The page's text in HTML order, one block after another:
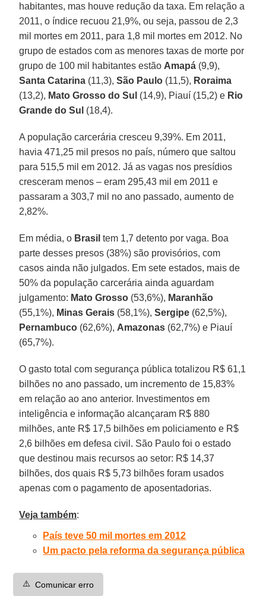
habitantes, mas houve redução da taxa. Em relação a
2011, o índice recuou 21,9%, ou seja, passou de 2,3
mil mortes em 2011, para 1,8 mil mortes em 2012. No
grupo de estados com as menores taxas de morte por
grupo de 100 mil habitantes estão Amapá (9,9),
Santa Catarina (11,3),São Paulo (11,5), Roraima
(13,2), Mato Grosso do Sul (14,9), Piauí (15,2) e Rio
Grande do Sul (18,4).
A população carcerária cresceu 9,39%. Em 2011,
havia 471,25 mil presos no país, número que saltou
para 515,5 mil em 2012. Já as vagas nos presídios
cresceram menos – eram 295,43 mil em 2011 e
passaram a 303,7 mil no ano passado, aumento de
2,82%.
Em média, o Brasil tem 1,7 detento por vaga. Boa
parte desses presos (38%) são provisórios, com
casos ainda não julgados. Em sete estados, mais de
50% da população carcerária ainda aguardam
julgamento: Mato Grosso (53,6%), Maranhão
(55,1%), Minas Gerais (58,1%),Sergipe (62,5%),
Pernambuco (62,6%), Amazonas (62,7%) e Piauí
(65,7%).
O gasto total com segurança pública totalizou R$ 61,1
bilhões no ano passado, um incremento de 15,83%
em relação ao ano anterior. Investimentos em
inteligência e informação alcançaram R$ 880
milhões, ante R$ 17,5 bilhões em policiamento e R$
2,6 bilhões em defesa civil. São Paulo foi o estado
que destinou mais recursos ao setor: R$ 14,37
bilhões, dos quais R$ 5,73 bilhões foram usados
apenas com o pagamento de aposentadorias.
Veja também:
País teve 50 mil mortes em 2012
Um pacto pela reforma da segurança pública
⚠️ Comunicar erro